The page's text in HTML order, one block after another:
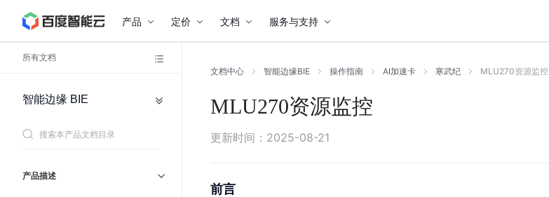
产品 定价 文档 服务与支持
所有文档
私
有
负
参
协
议
管
智能边缘 BIE
产品描述
文档中心 智能边缘BIE 操作指南 AI加速卡 寒武纪 MLU270资源监控
MLU270资源监控
更新时间 ： 2025-08-21
前言